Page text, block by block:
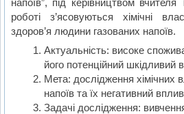
роботі з’ясовуються хімічні
здоров’я людини газованих напоїв.
Актуальність: високе
його потенційний шкідливий
Мета: дослідження хімічних
напоїв та їх негативний
Задачі дослідження: